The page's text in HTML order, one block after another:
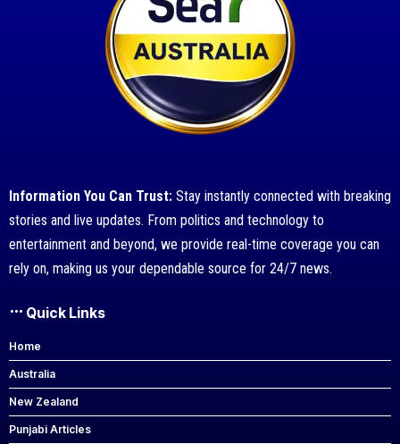
Information You Can Trust: Stay instantly connected with breaking
stories and live updates. From politics and technology to
entertainment and beyond, we provide real-time coverage you can
rely on, making us your dependable source for 24/7 news.
Quick Links
Home
Australia
New Zealand
Punjabi Articles